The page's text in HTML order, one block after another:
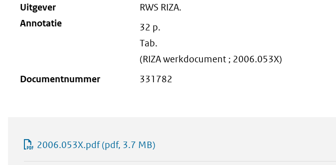
Uitgever
RWS RIZA.
Annotatie
32 p.
Tab.
(RIZA werkdocument ; 2006.053X)
Documentnummer
331782
2006.053X.pdf(pdf, 3.7 MB)